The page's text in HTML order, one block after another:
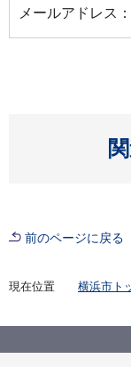
メールアドレス：
前のページに戻る
現在位置 横浜市ト
横浜で農
収穫体験
収穫体験